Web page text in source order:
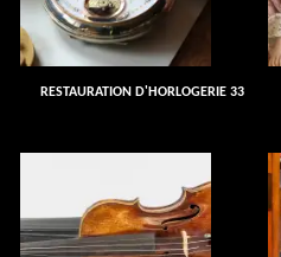
RESTAURATION D'HORLOGERIE 33